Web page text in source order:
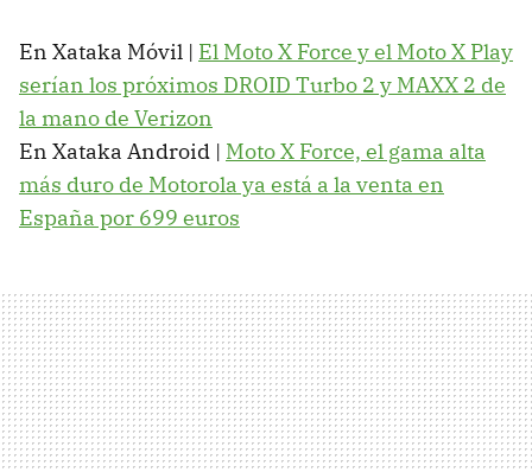
En Xataka Móvil | El Moto X Force y el Moto X Play
serían los próximos DROID Turbo 2 y MAXX 2 de
la mano de Verizon
En Xataka Android | Moto X Force, el gama alta
más duro de Motorola ya está a la venta en
España por 699 euros